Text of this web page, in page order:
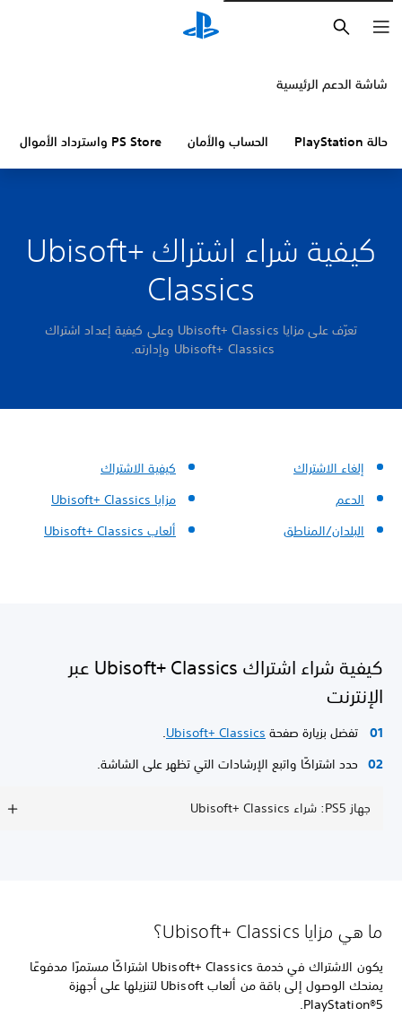
شاشة الدعم الرئيسية
حالة PlayStation الحساب والأمان PS Store واسترداد الأموال
كيفية شراء اشتراك Ubisoft+
Classics
تعرّف على مزايا Ubisoft+ Classics وعلى كيفية إعداد اشتراك
Ubisoft+ Classics وإدارته.
كيفية الاشتراك
مزايا Ubisoft+ Classics
ألعاب Ubisoft+ Classics
إلغاء الاشتراك
الدعم
البلدان/المناطق
كيفية شراء اشتراك Ubisoft+ Classics عبر
الإنترنت
تفضل بزيارة صفحةUbisoft+ Classics
.
حدد اشتراكًا واتبع الإرشادات التي تظهر على الشاشة.
جهاز PS5: شراء Ubisoft+ Classics
ما هي مزايا Ubisoft+ Classics؟
يكون الاشتراك في خدمة Ubisoft+ Classics اشتراكًا مستمرًا مدفوعًا
يمنحك الوصول إلى باقة من ألعاب Ubisoft لتنزيلها على أجهزة
PlayStation®5.